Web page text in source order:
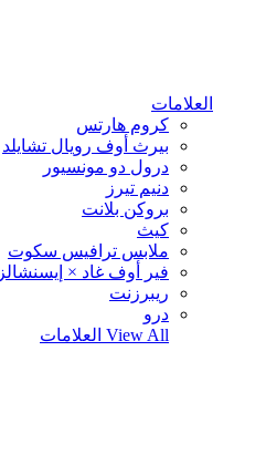
العلامات
كروم هارتس
بيرث أوف رويال تشايلد
درول دو مونسيور
دنيم تيرز
بروكن بلانت
كيث
ملابس ترافيس سكوت
فير أوف غاد × إيسنشالز
ريبرزنت
درو
View All العلامات